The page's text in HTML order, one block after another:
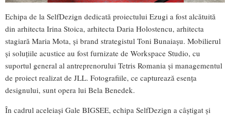
Echipa de la SelfDezign dedicată proiectului Ezugi a fost alcătuită
din arhitecta Irina Stoica, arhitecta Daria Holostencu, arhitecta
stagiară Maria Mota, și brand strategistul Toni Bunaiașu. Mobilierul
și soluțiile acustice au fost furnizate de Workspace Studio, cu
suportul general al antreprenorului Tetris Romania și managementul
de proiect realizat de JLL. Fotografiile, ce capturează esența
designului, sunt opera lui Bela Benedek.
În cadrul aceleiași Gale BIGSEE, echipa SelfDezign a câștigat și